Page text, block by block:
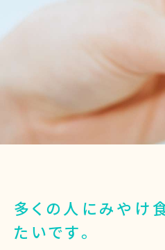
多くの人にみやけ
たいです。